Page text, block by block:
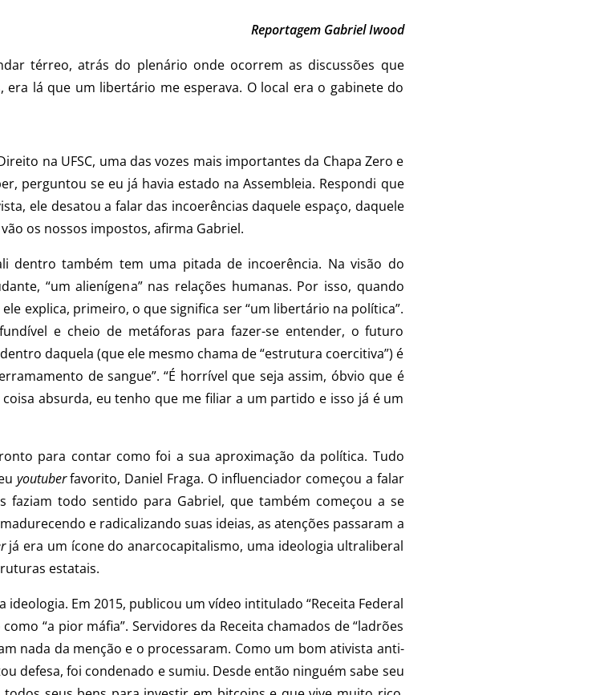
Reportagem Gabriel Iwood
térreo, atrás do plenário onde ocorrem as discussões que
lá que um libertário me esperava. O local era o gabinete do
na UFSC, uma das vozes mais importantes da Chapa Zero e
perguntou se eu já havia estado na Assembleia. Respondi que
ele desatou a falar das incoerências daquele espaço, daquele
os nossos impostos, afirma Gabriel.
dentro também tem uma pitada de incoerência. Na visão do
“um alienígena” nas relações humanas. Por isso, quando
explica, primeiro, o que significa ser “um libertário na política”.
e cheio de metáforas para fazer-se entender, o futuro
daquela (que ele mesmo chama de “estrutura coercitiva”) é
de sangue”. “É horrível que seja assim, óbvio que é
absurda, eu tenho que me filiar a um partido e isso já é um
para contar como foi a sua aproximação da política. Tudo
youtuberfavorito, Daniel Fraga. O influenciador começou a falar
faziam todo sentido para Gabriel, que também começou a se
e radicalizando suas ideias, as atenções passaram a
já era um ícone do anarcocapitalismo, uma ideologia ultraliberal
estatais.
Em 2015, publicou um vídeo intitulado “Receita Federal
“a pior máfia”. Servidores da Receita chamados de “ladrões
nada da menção e o processaram. Como um bom ativista anti-
defesa, foi condenado e sumiu. Desde então ninguém sabe seu